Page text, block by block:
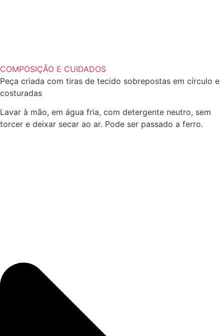
COMPOSIÇÃO E CUIDADOS
Peça criada com tiras de tecido sobrepostas em círculo e
costuradas
Lavar à mão, em água fria, com detergente neutro, sem
torcer e deixar secar ao ar. Pode ser passado a ferro.